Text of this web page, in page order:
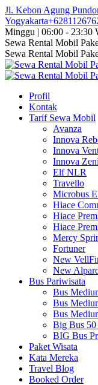
Skip
to
content
Jl. Kebon Agung
Yogyakarta
Minggu | 06:00 - 23:30
Facebook
page
opens
in
window
Twitter
page
opens
in
window
Instagram
page
opens
in
window
YouTube
page
opens
in
window
Sewa Rental Mobil
Sewa Rental Mobil
Profil
Kontak
Tarif Sewa Mobil
Avanza
Innova
Innova
Innova
Elf NLR
Travello
Microbus
Hiace
Hiace
Hiace
Mercy
Fortuner
New
New
Bus Pariwisata
Bus
Bus
Bus
Big Bus 50
BIG Bus
Paket Wisata
Kata Mereka
Travel Blog
Booked Order